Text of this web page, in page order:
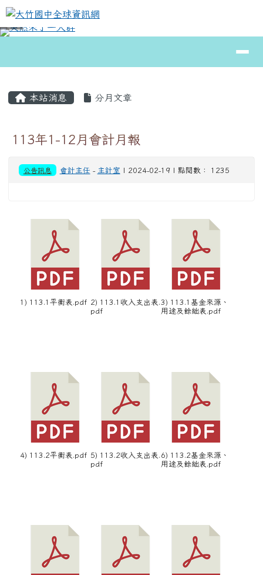
跳至主內容區
大竹國中全球資訊網
⏸
本站消息 分月文章
113年1-12月會計月報
公告訊息 會計主任 - 主計室 | 2024-02-19 | 點閱數： 1235
1) 113.1平衡表.pdf 2) 113.1收入支出表.
pdf
3) 113.1基金來源、
用途及餘絀表.pdf
4) 113.2平衡表.pdf 5) 113.2收入支出表.
pdf
6) 113.2基金來源、
用途及餘絀表.pdf